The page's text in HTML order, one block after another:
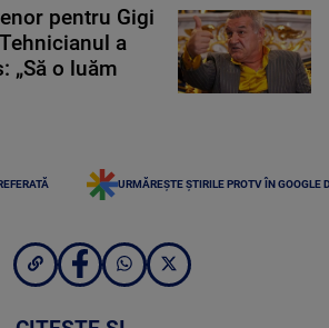
pentru Gigi
a
„Să o luăm
URMĂREȘTE ȘTIRILE PROTV ÎN GOOGLE